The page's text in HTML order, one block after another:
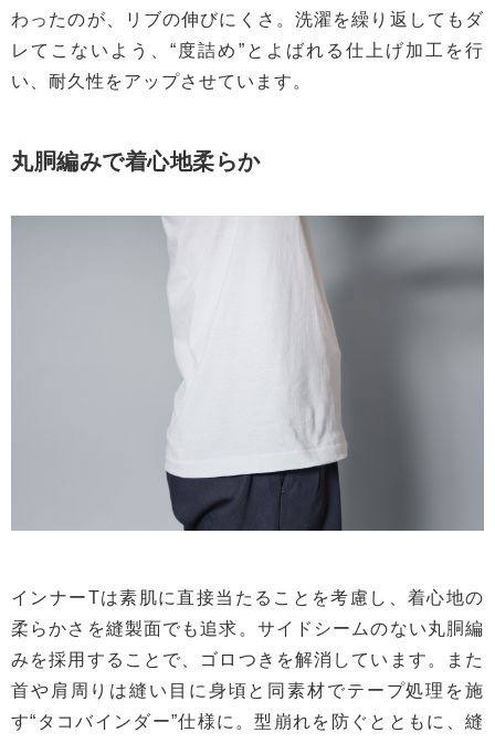
わったのが、リブの伸びにくさ。洗濯を繰り返してもダ
レてこないよう、“度詰め”とよばれる仕上げ加工を行
い、耐久性をアップさせています。
丸胴編みで着心地柔らか
インナーTは素肌に直接当たることを考慮し、着心地の
柔らかさを縫製面でも追求。サイドシームのない丸胴編
みを採用することで、ゴロつきを解消しています。また
首や肩周りは縫い目に身頃と同素材でテープ処理を施
す“タコバインダー”仕様に。型崩れを防ぐとともに、縫